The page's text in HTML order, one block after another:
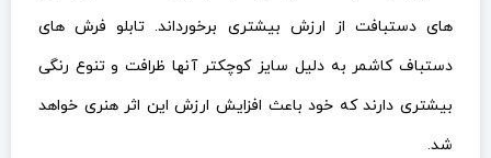
های دستبافت از ارزش بیشتری برخورداند. تابلو فرش های
دستباف کاشمر به دلیل سایز کوچکتر آنها ظرافت و تنوع رنگی
بیشتری دارند که خود باعث افزایش ارزش این اثر هنری خواهد
شد.